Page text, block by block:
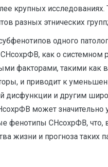
крупных
разных этнических
одного
как о системном
факторами, такими как
и приводит к
дисфункции и другим
может
фенотипы СНсохрФВ, что,
жизни и прогноза таких